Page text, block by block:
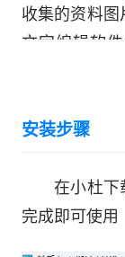
收集的资料
文字编辑软
能，添加了
更加得心应
1、体积轻
轻松操作该软件
安装步骤
在小杜下载
完成即可使用